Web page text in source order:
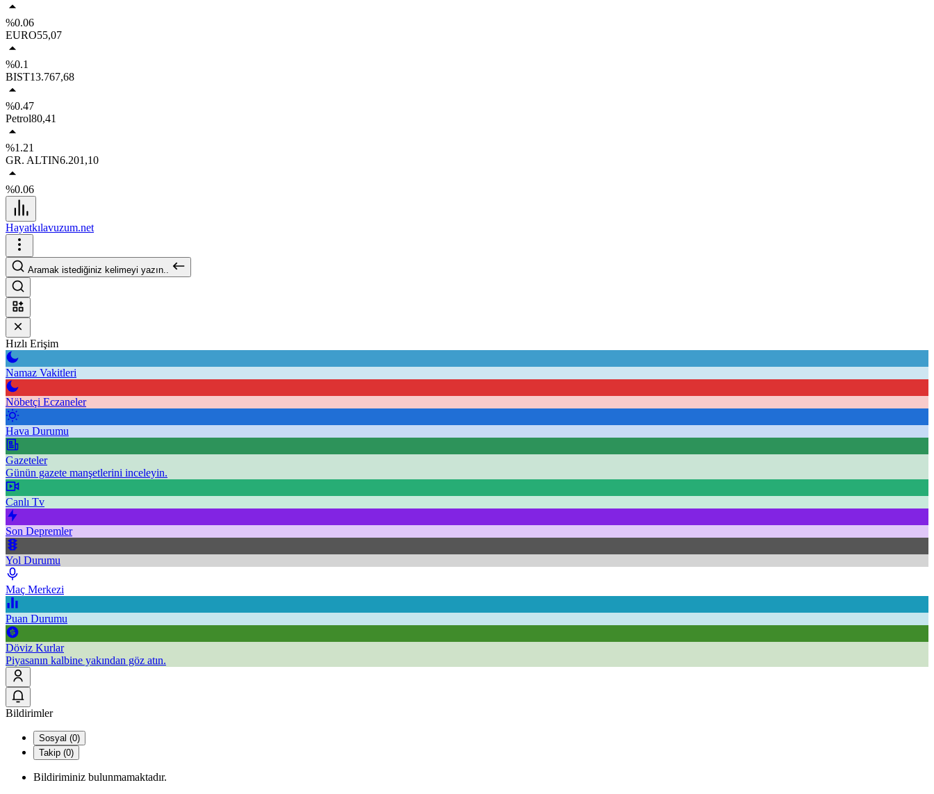
%0.06
EURO55,07
%0.1
BIST13.767,68
%0.47
Petrol80,41
%1.21
GR. ALTIN6.201,10
%0.06
Hayatkılavuzum.net
Aramak istediğiniz kelimeyi yazın..
Hızlı Erişim
Namaz Vakitleri
Nöbetçi Eczaneler
Hava Durumu
Gazeteler
Günün gazete manşetlerini inceleyin.
Canlı Tv
Son Depremler
Yol Durumu
Maç Merkezi
Puan Durumu
Döviz Kurlar
Piyasanın kalbine yakından göz atın.
Bildirimler
Sosyal (0)
Takip (0)
Bildiriminiz bulunmamaktadır.